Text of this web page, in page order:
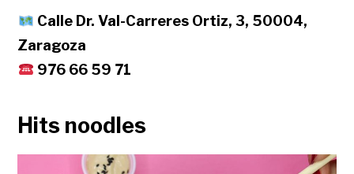
Calle Dr. Val-Carreres Ortiz, 3, 50004,
Zaragoza
976 66 59 71
Hits noodles